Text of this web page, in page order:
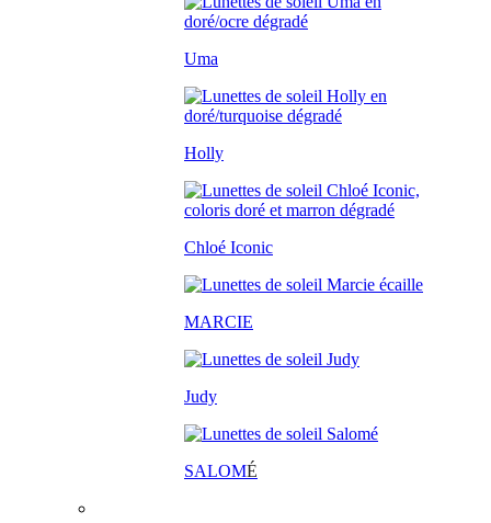
Uma
Holly
Chloé Iconic
MARCIE
Judy
SALOMÉ